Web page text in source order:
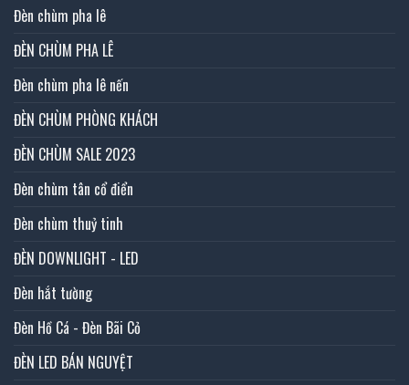
Đèn chùm pha lê
ĐÈN CHÙM PHA LÊ
Đèn chùm pha lê nến
ĐÈN CHÙM PHÒNG KHÁCH
ĐÈN CHÙM SALE 2023
Đèn chùm tân cổ điển
Đèn chùm thuỷ tinh
ĐÈN DOWNLIGHT - LED
Đèn hắt tường
Đèn Hồ Cá - Đèn Bãi Cỏ
ĐÈN LED BÁN NGUYỆT